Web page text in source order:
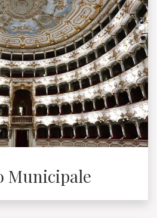
Municipale